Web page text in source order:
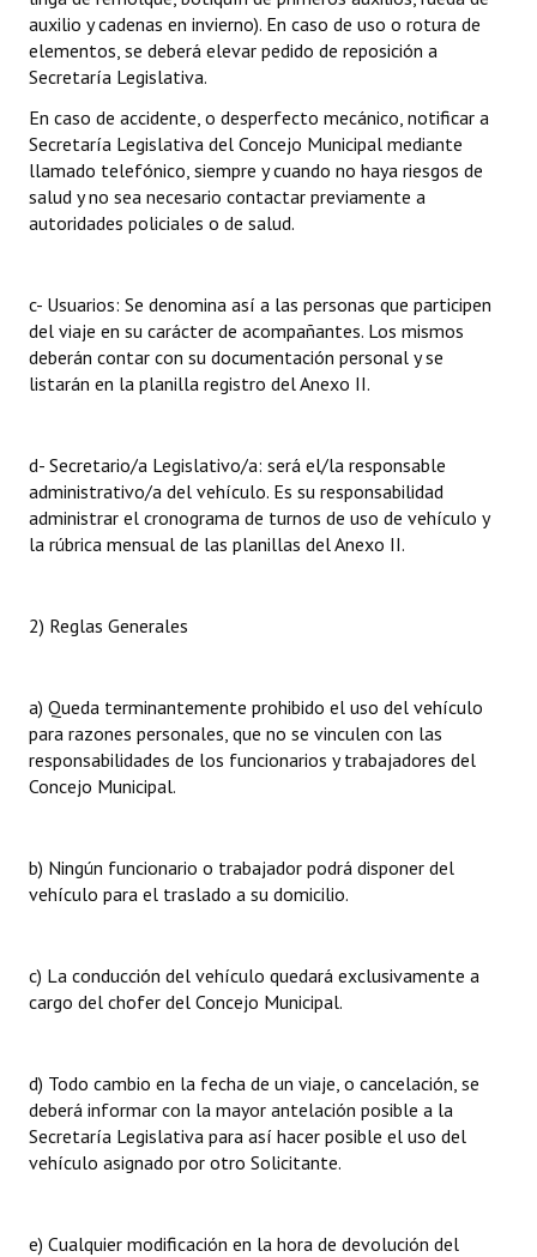
auxilio y cadenas en invierno). En caso de uso o rotura de
elementos, se deberá elevar pedido de reposición a
Secretaría Legislativa.
En caso de accidente, o desperfecto mecánico, notificar a
Secretaría Legislativa del Concejo Municipal mediante
llamado telefónico, siempre y cuando no haya riesgos de
salud y no sea necesario contactar previamente a
autoridades policiales o de salud.
c- Usuarios: Se denomina así a las personas que participen
del viaje en su carácter de acompañantes. Los mismos
deberán contar con su documentación personal y se
listarán en la planilla registro del Anexo II.
d- Secretario/a Legislativo/a: será el/la responsable
administrativo/a del vehículo. Es su responsabilidad
administrar el cronograma de turnos de uso de vehículo y
la rúbrica mensual de las planillas del Anexo II.
2) Reglas Generales
a) Queda terminantemente prohibido el uso del vehículo
para razones personales, que no se vinculen con las
responsabilidades de los funcionarios y trabajadores del
Concejo Municipal.
b) Ningún funcionario o trabajador podrá disponer del
vehículo para el traslado a su domicilio.
c) La conducción del vehículo quedará exclusivamente a
cargo del chofer del Concejo Municipal.
d) Todo cambio en la fecha de un viaje, o cancelación, se
deberá informar con la mayor antelación posible a la
Secretaría Legislativa para así hacer posible el uso del
vehículo asignado por otro Solicitante.
e) Cualquier modificación en la hora de devolución del